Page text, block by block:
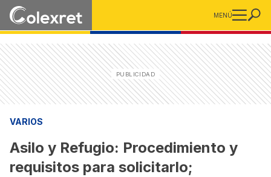
MENÚ
VARIOS
Asilo y Refugio: Procedimiento y
requisitos para solicitarlo;